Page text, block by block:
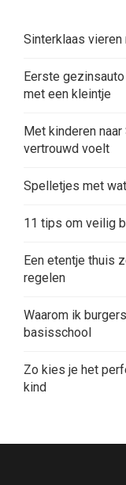
Sinterklaas
Eerste
met een kleintje
Met kinderen
vertrouwd voelt
Spelletjes met
11 tips om veilig
Een etentje thuis
regelen
Waarom ik
basisschool
Zo kies je het
kind